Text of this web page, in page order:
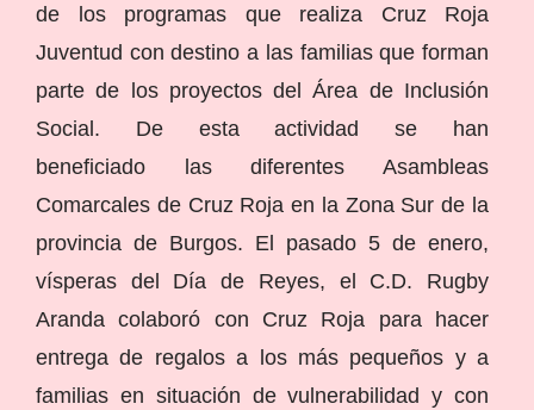
de los programas que realiza Cruz Roja
Juventud con destino a las familias que forman
parte de los proyectos del Área de Inclusión
Social. De esta actividad se han
beneficiado las diferentes Asambleas
Comarcales de Cruz Roja en la Zona Sur de la
provincia de Burgos. El pasado 5 de enero,
vísperas del Día de Reyes, el C.D. Rugby
Aranda colaboró con Cruz Roja para hacer
entrega de regalos a los más pequeños y a
familias en situación de vulnerabilidad y con